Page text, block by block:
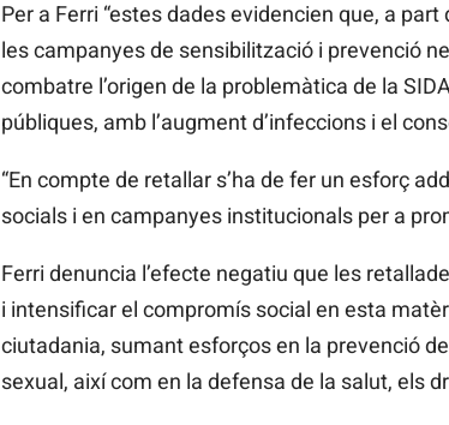
Per a Ferri “estes dades evidencien que, a
les campanyes de sensibilització i prevenció
combatre l’origen de la problemàtica de la
públiques, amb l’augment d’infeccions i el
“En compte de retallar s’ha de fer un esforç
socials i en campanyes institucionals per a
Ferri denuncia l’efecte negatiu que les
i intensificar el compromís social en esta
ciutadania, sumant esforços en la prevenció
sexual, així com en la defensa de la salut, els